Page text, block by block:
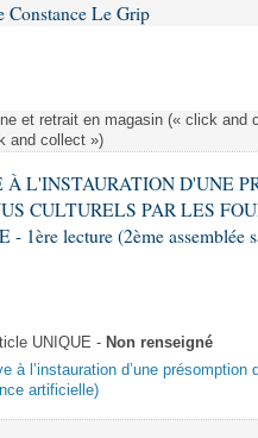
Constance Le Grip
et retrait en magasin (« click and
and collect »)
À L'INSTAURATION D'UNE
CULTURELS PAR LES
lecture (2ème assemblée
UNIQUE - Non renseigné
à l’instauration d’une présomption
artificielle)